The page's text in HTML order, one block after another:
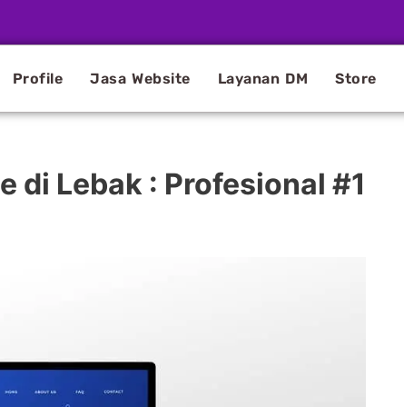
Profile Jasa Website Layanan DM Store
di Lebak : Profesional #1